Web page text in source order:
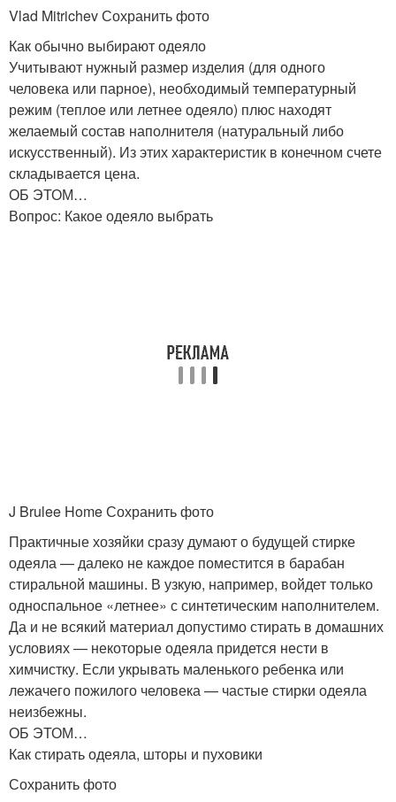
Vlad Mitrichev Сохранить фото
Как обычно выбирают одеяло
Учитывают нужный размер изделия (для одного
человека или парное), необходимый температурный
режим (теплое или летнее одеяло) плюс находят
желаемый состав наполнителя (натуральный либо
искусственный). Из этих характеристик в конечном счете
складывается цена.
ОБ ЭТОМ…
Вопрос: Какое одеяло выбрать
J Brulee Home Сохранить фото
Практичные хозяйки сразу думают о будущей стирке
одеяла — далеко не каждое поместится в барабан
стиральной машины. В узкую, например, войдет только
односпальное «летнее» с синтетическим наполнителем.
Да и не всякий материал допустимо стирать в домашних
условиях — некоторые одеяла придется нести в
химчистку. Если укрывать маленького ребенка или
лежачего пожилого человека — частые стирки одеяла
неизбежны.
ОБ ЭТОМ…
Как стирать одеяла, шторы и пуховики
Сохранить фото